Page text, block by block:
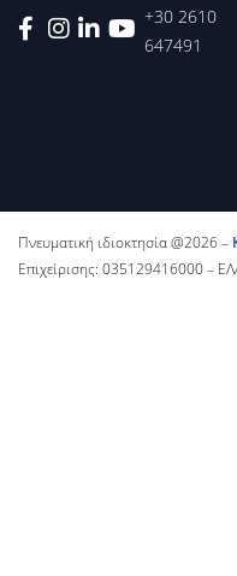
+30 2610
647491
Πνευματική ιδιοκτησία @2026 –
Επιχείρισης: 035129416000 –